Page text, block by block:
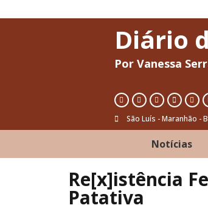
Diário
Por Vanessa
São Luís - Maranhão -
Notícias
Re[x]istência
Patativa